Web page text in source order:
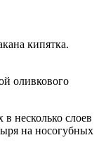
кипятка.
оливкового
несколько слоев
на носогубных